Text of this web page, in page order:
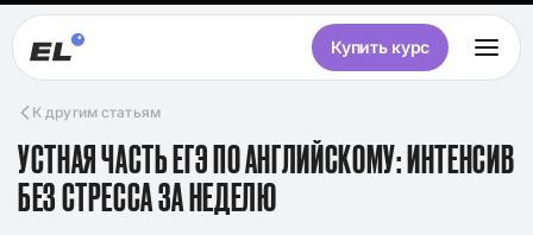
Купить курс
К другим статьям
УСТНАЯ ЧАСТЬ ЕГЭ ПО АНГЛИЙСКОМУ: ИНТЕНСИВ
БЕЗ СТРЕССА ЗА НЕДЕЛЮ